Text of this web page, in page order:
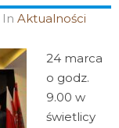
In Aktualności
24 marca
o godz.
9.00 w
świetlicy